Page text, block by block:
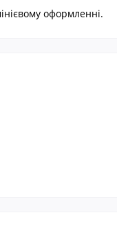
оформленні.